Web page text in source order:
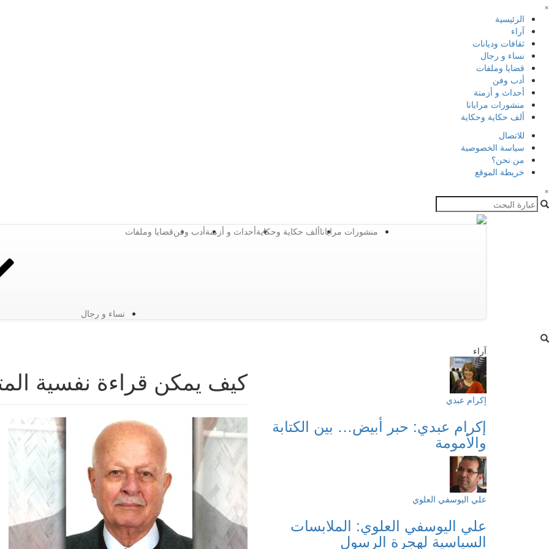
×
الرئيسية
آراء
ثقافات وديانات
نساء و رجال
قضايا وملفات
أدب وفن
أحداث و أزمنة
منشورات مرايانا
ألف حكاية وحكاية
للاتصال
سياسة الخصوصية
من نحن؟
خريطة الموقع
×
نساء و رجال
قضايا وملفاتأدب وفنأحداث و أزمنةألف حكاية وحكايةمنشورات مرايانا
كيف يمكن قراءة نفسية
آراء
إكرام عبدي
إكرام عبدي: حبر أبيض… بين الكتابة
والأمومة
علي اليوسفي العلوي
علي اليوسفي العلوي: الملابسات
السياسية لهجرة الرسول